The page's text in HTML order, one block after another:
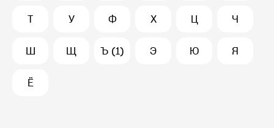
Т У Ф Х Ц Ч
Ш Щ Ъ (1) Э Ю Я
Ё